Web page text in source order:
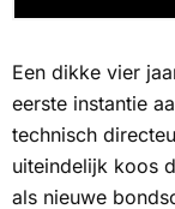
Een dikke vier
eerste instantie
technisch
uiteindelijk koos
als nieuwe